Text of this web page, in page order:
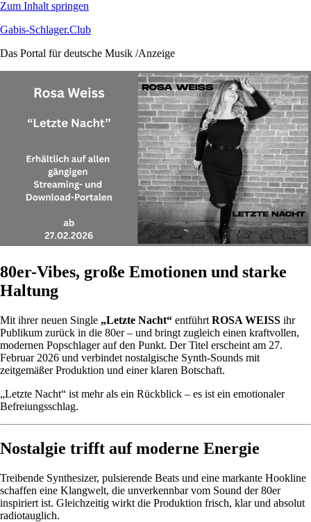
Zum Inhalt springen
Gabis-Schlager.Club
Das Portal für deutsche Musik /Anzeige
80er-Vibes, große Emotionen und starke
Haltung
Mit ihrer neuen Single „Letzte Nacht“ entführt ROSA WEISS ihr
Publikum zurück in die 80er – und bringt zugleich einen kraftvollen,
modernen Popschlager auf den Punkt. Der Titel erscheint am 27.
Februar 2026 und verbindet nostalgische Synth-Sounds mit
zeitgemäßer Produktion und einer klaren Botschaft.
„Letzte Nacht“ ist mehr als ein Rückblick – es ist ein emotionaler
Befreiungsschlag.
Nostalgie trifft auf moderne Energie
Treibende Synthesizer, pulsierende Beats und eine markante Hookline
schaffen eine Klangwelt, die unverkennbar vom Sound der 80er
inspiriert ist. Gleichzeitig wirkt die Produktion frisch, klar und absolut
radiotauglich.